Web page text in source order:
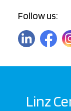
Follow us:
Linz